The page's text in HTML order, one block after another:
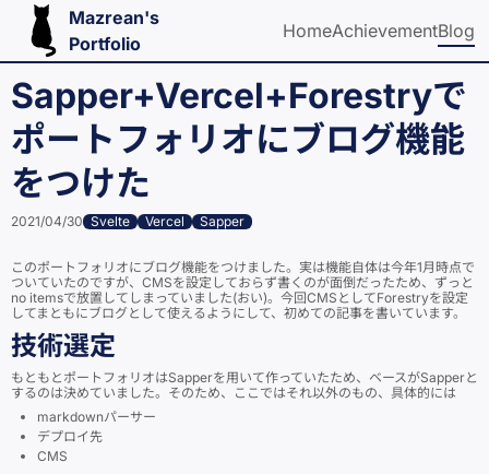
Mazrean's
Portfolio
HomeAchievementBlog
Sapper+Vercel+Forestryで
ポートフォリオにブログ機能
をつけた
2021/04/30 Svelte Vercel Sapper
このポートフォリオにブログ機能をつけました。実は機能自体は今年1月時点で
ついていたのですが、CMSを設定しておらず書くのが面倒だったため、ずっと
no itemsで放置してしまっていました(おい)。今回CMSとしてForestryを設定
してまともにブログとして使えるようにして、初めての記事を書いています。
技術選定
もともとポートフォリオはSapperを用いて作っていたため、ベースがSapperと
するのは決めていました。そのため、ここではそれ以外のもの、具体的には
markdownパーサー
デプロイ先
CMS